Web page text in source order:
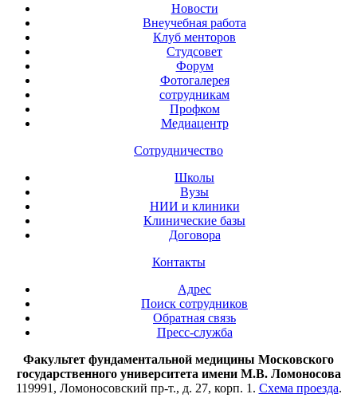
Новости
Внеучебная работа
Клуб менторов
Студсовет
Форум
Фотогалерея
сотрудникам
Профком
Медиацентр
Сотрудничество
Школы
Вузы
НИИ и клиники
Клинические базы
Договора
Контакты
Адрес
Поиск сотрудников
Обратная связь
Пресс-служба
Факультет фундаментальной медицины Московского
государственного университета имени М.В. Ломоносова
119991, Ломоносовский пр-т., д. 27, корп. 1. Схема проезда.